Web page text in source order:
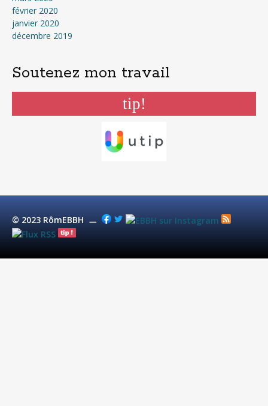
février 2020
janvier 2020
décembre 2019
Soutenez mon travail
tip!
© 2023 RômEBBH ㅡ